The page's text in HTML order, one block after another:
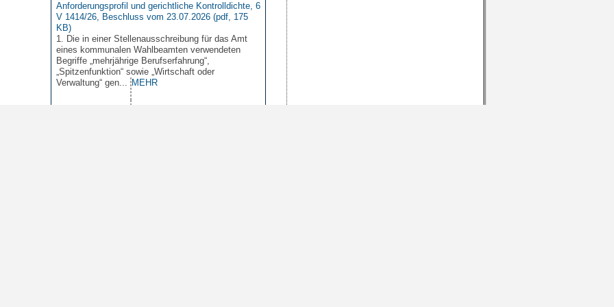
Anforderungsprofil und gerichtliche Kontrolldichte, 6
V 1414/26, Beschluss vom 23.07.2026 (pdf, 175
KB)
1. Die in einer Stellenausschreibung für das Amt
eines kommunalen Wahlbeamten verwendeten
Begriffe „mehrjährige Berufserfahrung“,
„Spitzenfunktion“ sowie „Wirtschaft oder
Verwaltung“ gen... MEHR